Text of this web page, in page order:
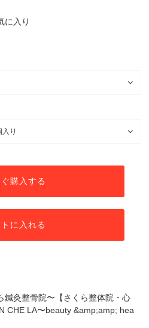
に入り
購入する
に入れる
鍼灸整骨院〜【さくら整体院・心
CHE LA〜beauty &amp;amp; hea